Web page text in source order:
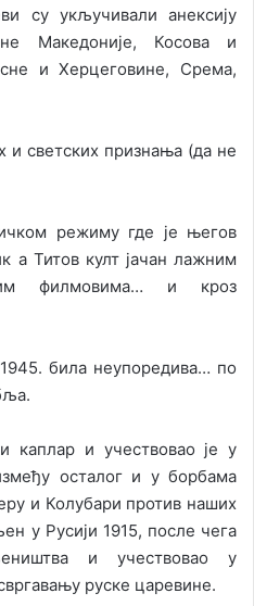
су укључивали анексију
Македоније, Косова и
и Херцеговине, Срема,
и светских признања (да не
режиму где је његов
а Титов култ јачан лажним
филмовима… и кроз
била неупоредива… по
каплар и учествовао је у
осталог и у борбама
и Колубари против наших
у Русији 1915, после чега
и учествовао у
руске царевине.